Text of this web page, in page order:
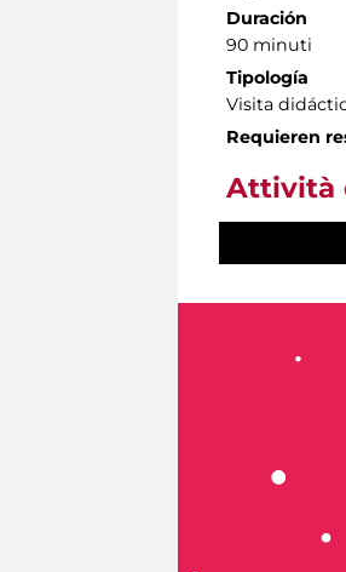
Duración
90 minuti
Tipología
Visita
Requieren
Attività